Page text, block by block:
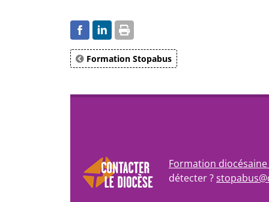
Formation Stopabus
Formation
détecter ?